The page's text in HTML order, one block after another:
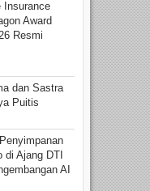
Insurance
Award
Resmi
dan Sastra
Puitis
di Ajang DTI
AI